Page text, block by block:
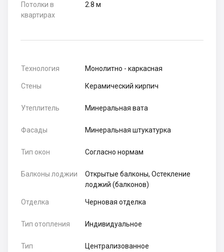
Потолки в
квартирах
2.8 м
Технология Монолитно - каркасная
Стены Керамический кирпич
Утеплитель Минеральная вата
Фасады Минеральная штукатурка
Тип окон Согласно нормам
Балконы лоджии
Открытые балконы, Остекление
лоджий (балконов)
Отделка Черновая отделка
Тип отопления Индивидуальное
Тип
Централизованное